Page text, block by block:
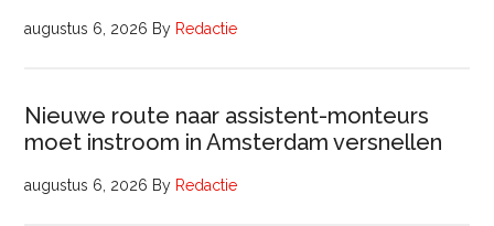
augustus 6, 2026 By Redactie
Nieuwe route naar assistent-monteurs
moet instroom in Amsterdam versnellen
augustus 6, 2026 By Redactie